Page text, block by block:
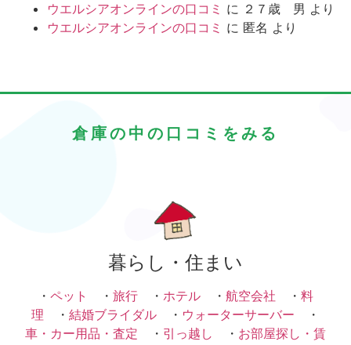
ウエルシアオンラインの口コミ に ２７歳 男 より
ウエルシアオンラインの口コミ に 匿名 より
倉庫の中の口コミをみる
暮らし・住まい
・ ペット ・ 旅行 ・ ホテル ・ 航空会社 ・ 料
理 ・ 結婚ブライダル ・ ウォーターサーバー ・
車・カー用品・査定 ・ 引っ越し ・ お部屋探し・賃